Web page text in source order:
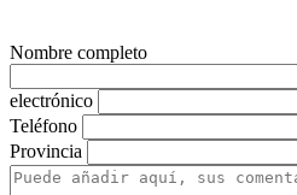
Nombre completo
electrónico
Teléfono
Provincia